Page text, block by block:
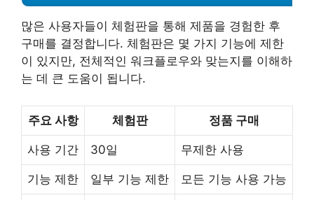
많은 사용자들이 체험판을 통해 제품을 경험한 후
구매를 결정합니다. 체험판은 몇 가지 기능에 제한
이 있지만, 전체적인 워크플로우와 맞는지를 이해하
는 데 큰 도움이 됩니다.
주요 사항 체험판 정품 구매
사용 기간 30일 무제한 사용
기능 제한 일부 기능 제한 모든 기능 사용 가능